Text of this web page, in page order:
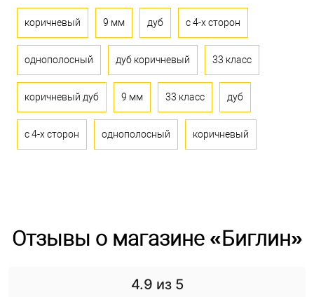
коричневый 9 мм дуб с 4-х сторон
однополосный дуб коричневый 33 класс
коричневый дуб 9 мм 33 класс дуб
с 4-х сторон однополосный коричневый
Отзывы о магазине «Биглин»
4.9 из 5